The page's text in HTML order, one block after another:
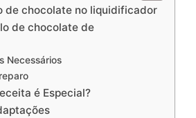
de chocolate no liquidificador
de chocolate de
Necessários
é Especial?